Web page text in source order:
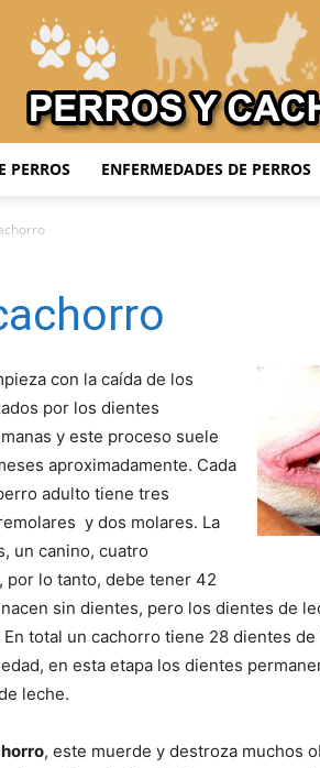
–
PERROS ENFERMEDADES DE PERROS
con la caída de los
por los dientes
y este proceso suele
aproximadamente. Cada
adulto tiene tres
y dos molares. La
un canino, cuatro
por lo tanto, debe tener 42
sin dientes, pero los dientes de
total un cachorro tiene 28 dientes de
en esta etapa los dientes
leche.
, este muerde y destroza muchos